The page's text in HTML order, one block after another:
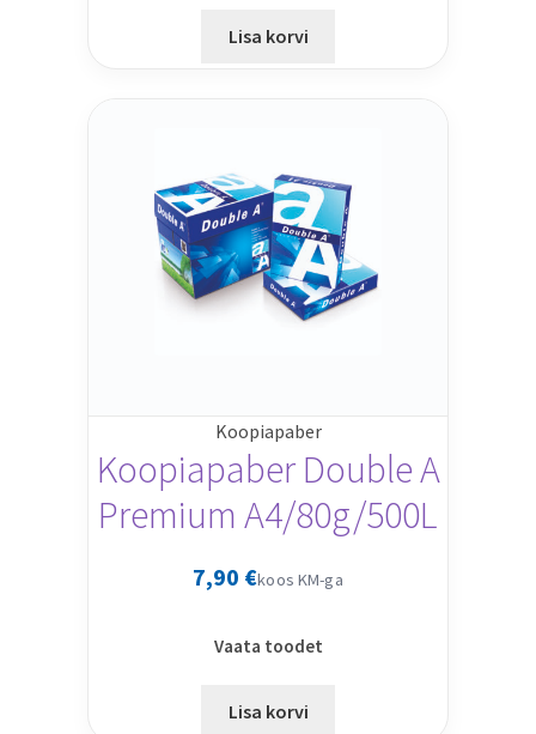
Lisa korvi
Koopiapaber
Koopiapaber Double A
Premium A4/80g/500L
7,90 €koos KM-ga
Vaata toodet
Lisa korvi